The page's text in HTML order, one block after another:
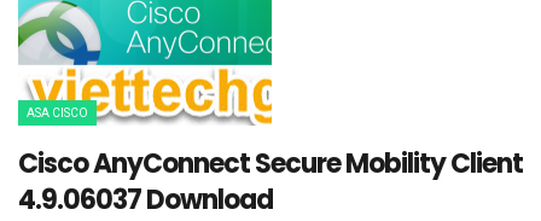
ASA CISCO
Cisco AnyConnect Secure Mobility Client
4.9.06037 Download